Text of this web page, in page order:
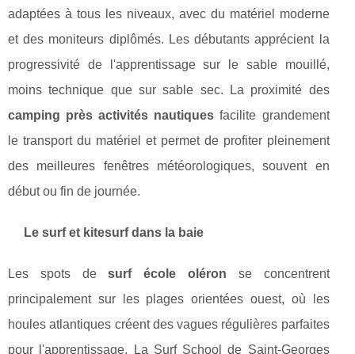
adaptées à tous les niveaux, avec du matériel moderne
et des moniteurs diplômés. Les débutants apprécient la
progressivité de l'apprentissage sur le sable mouillé,
moins technique que sur sable sec. La proximité des
camping près activités nautiques facilite grandement
le transport du matériel et permet de profiter pleinement
des meilleures fenêtres météorologiques, souvent en
début ou fin de journée.
Le surf et kitesurf dans la baie
Les spots desurf école oléron se concentrent
principalement sur les plages orientées ouest, où les
houles atlantiques créent des vagues régulières parfaites
pour l'apprentissage. La Surf School de Saint-Georges